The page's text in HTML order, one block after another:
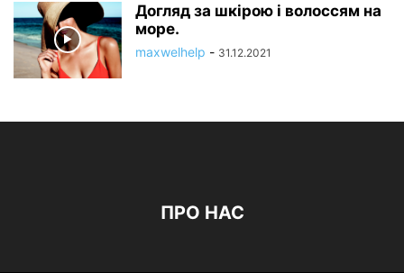
Догляд за шкірою і волоссям на
море.
maxwelhelp - 31.12.2021
ПРО НАС